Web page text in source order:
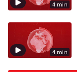
4 min
4 min